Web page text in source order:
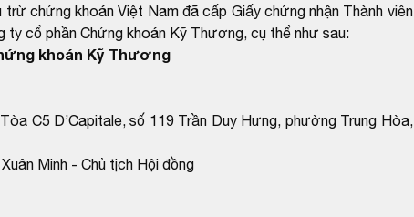
chứng khoán Việt Nam đã cấp Giấy chứng nhận Thành viên
cổ phần Chứng khoán Kỹ Thương, cụ thể như sau:
khoán Kỹ Thương
C5 D’Capitale, số 119 Trần Duy Hưng, phường Trung Hòa,
Minh - Chủ tịch Hội đồng